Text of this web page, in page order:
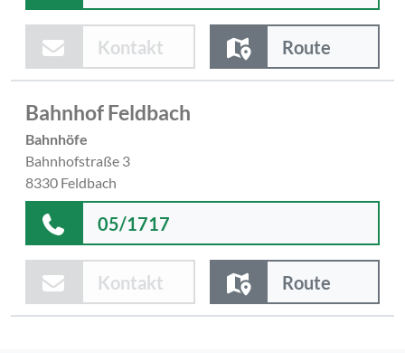
Kontakt Route
Bahnhof Feldbach
Bahnhöfe
Bahnhofstraße 3
8330 Feldbach
05/1717
Kontakt Route